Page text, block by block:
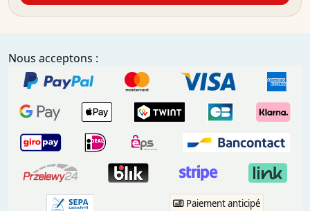
Nous acceptons :
Paiement anticipé